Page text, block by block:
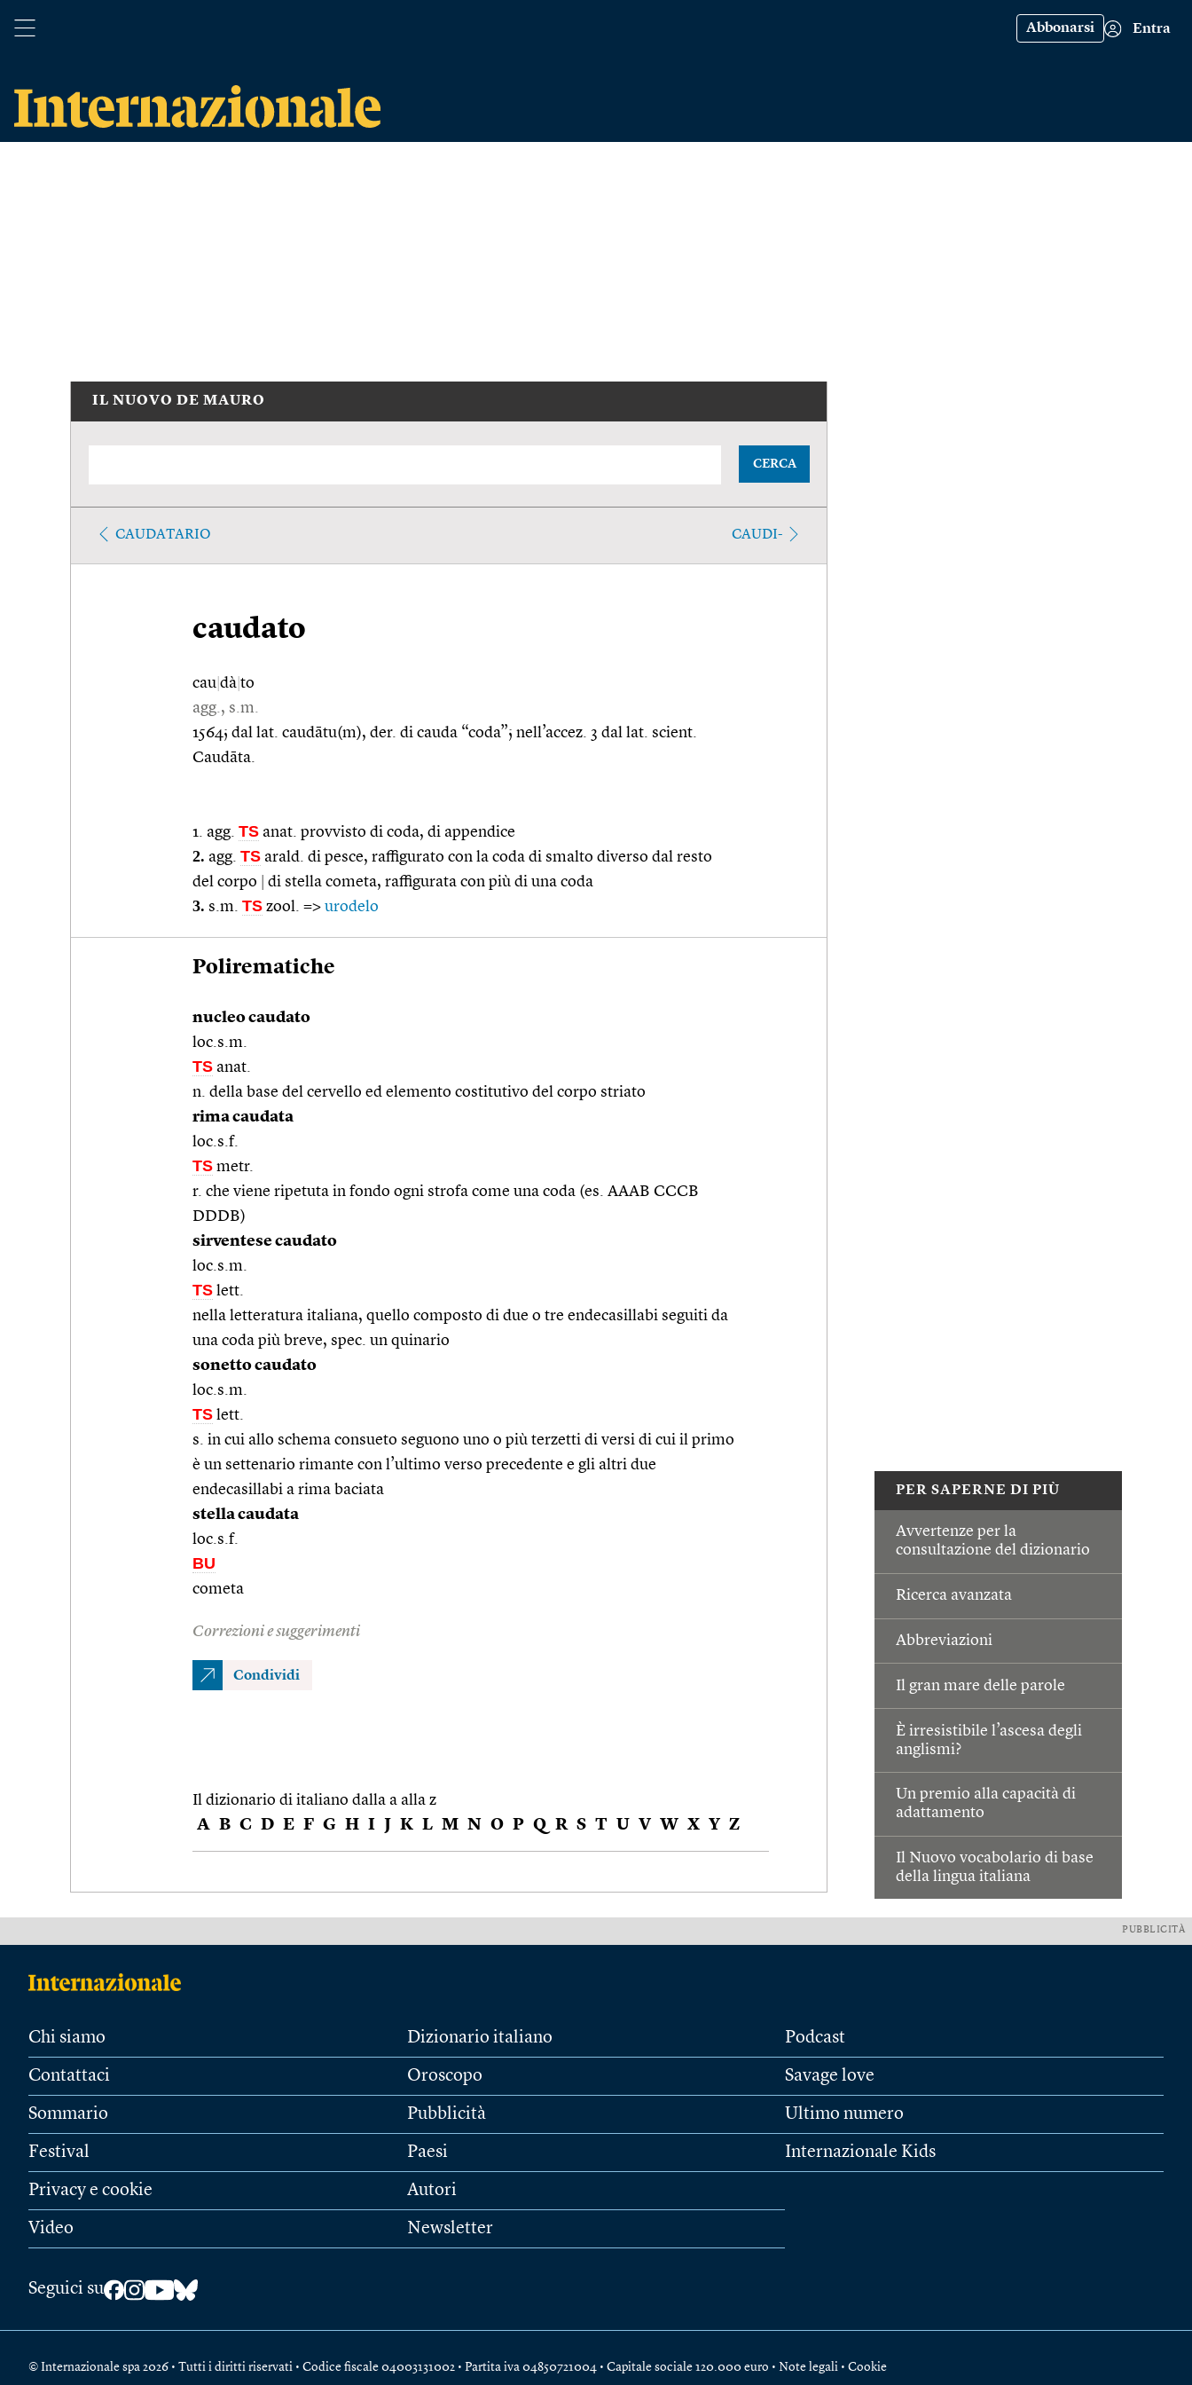
Abbonarsi Entra
PER SAPERNE DI PIÙ
Avvertenze per la
consultazione del dizionario
Ricerca avanzata
Abbreviazioni
Il gran mare delle parole
È irresistibile l’ascesa degli
anglismi?
Un premio alla capacità di
adattamento
Il Nuovo vocabolario di base
della lingua italiana
IL NUOVO DE MAURO
CERCA
CAUDATARIO CAUDI-
caudato
cau dà to
agg., s.m.
1564; dal lat. caudātu(m), der. di cauda “coda”; nell’accez. 3 dal lat. scient.
Caudāta.
1. agg. TS anat. provvisto di coda, di appendice
2. agg. TS arald. di pesce, raffigurato con la coda di smalto diverso dal resto
del corpo
di stella cometa, raffigurata con più di una coda
3. s.m. TS zool. => urodelo
Polirematiche
nucleo caudato
loc.s.m.
TS anat.
n. della base del cervello ed elemento costitutivo del corpo striato
rima caudata
loc.s.f.
TS metr.
r. che viene ripetuta in fondo ogni strofa come una coda (es. AAAB CCCB
DDDB)
sirventese caudato
loc.s.m.
TS lett.
nella letteratura italiana, quello composto di due o tre endecasillabi seguiti da
una coda più breve, spec. un quinario
sonetto caudato
loc.s.m.
TS lett.
s. in cui allo schema consueto seguono uno o più terzetti di versi di cui il primo
è un settenario rimante con l’ultimo verso precedente e gli altri due
endecasillabi a rima baciata
stella caudata
loc.s.f.
BU
cometa
Correzioni e suggerimenti
Condividi
Il dizionario di italiano dalla a alla z
A B C D E F G H I J K L M N O P Q R S T U V W X Y Z
PUBBLICITÀ
Chi siamo
Contattaci
Sommario
Festival
Privacy e cookie
Video
Dizionario italiano
Oroscopo
Pubblicità
Paesi
Autori
Newsletter
Podcast
Savage love
Ultimo numero
Internazionale Kids
Seguici su
© Internazionale spa 2026 • Tutti i diritti riservati • Codice fiscale 04003131002 • Partita iva 04850721004 • Capitale sociale 120.000 euro • Note legali • Cookie